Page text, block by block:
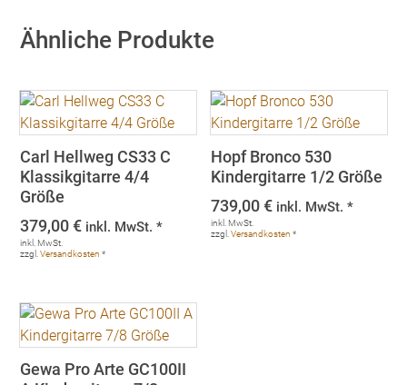
Ähnliche Produkte
Carl Hellweg CS33 C
Klassikgitarre 4/4
Größe
379,00€ inkl. MwSt. *
inkl. MwSt.
zzgl.Versandkosten *
Hopf Bronco 530
Kindergitarre 1/2 Größe
739,00€ inkl. MwSt. *
inkl. MwSt.
zzgl.Versandkosten *
Gewa Pro Arte GC100II